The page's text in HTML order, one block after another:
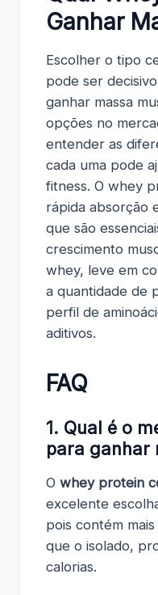
Ganhar
Escolher o tipo
pode ser
ganhar massa
opções no
entender as
cada uma pode
fitness. O whey
rápida absorção
que são
crescimento
whey, leve em
a quantidade de
perfil de
aditivos.
FAQ
1. Qual é o
para ganhar
O whey protein
excelente
pois contém
que o isolado,
calorias.